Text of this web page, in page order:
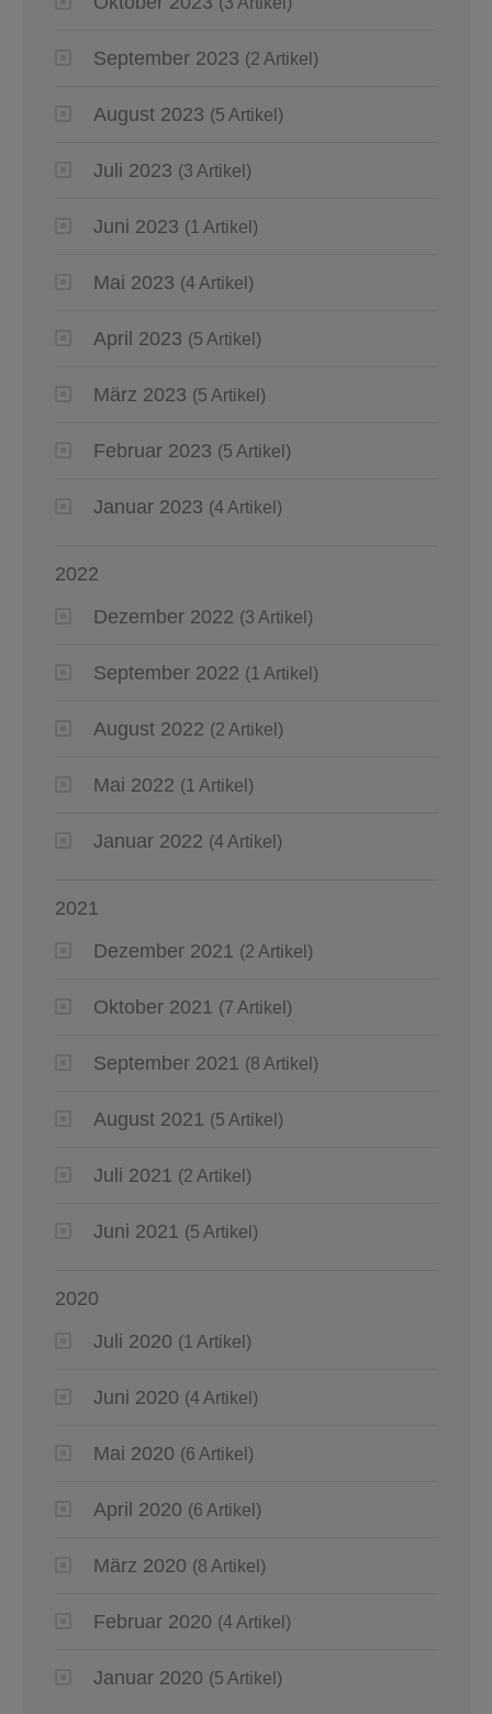
September 2023 (2 Artikel)
August 2023 (5 Artikel)
Juli 2023 (3 Artikel)
Juni 2023 (1 Artikel)
Mai 2023 (4 Artikel)
April 2023 (5 Artikel)
März 2023 (5 Artikel)
Februar 2023 (5 Artikel)
Januar 2023 (4 Artikel)
2022
Dezember 2022 (3 Artikel)
September 2022 (1 Artikel)
August 2022 (2 Artikel)
Mai 2022 (1 Artikel)
Januar 2022 (4 Artikel)
2021
Dezember 2021 (2 Artikel)
Oktober 2021 (7 Artikel)
September 2021 (8 Artikel)
August 2021 (5 Artikel)
Juli 2021 (2 Artikel)
Juni 2021 (5 Artikel)
2020
Juli 2020 (1 Artikel)
Juni 2020 (4 Artikel)
Mai 2020 (6 Artikel)
April 2020 (6 Artikel)
März 2020 (8 Artikel)
Februar 2020 (4 Artikel)
Januar 2020 (5 Artikel)